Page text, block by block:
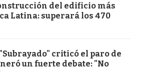
del edificio más
Latina: superará los 470
criticó el paro de
un fuerte debate: "No